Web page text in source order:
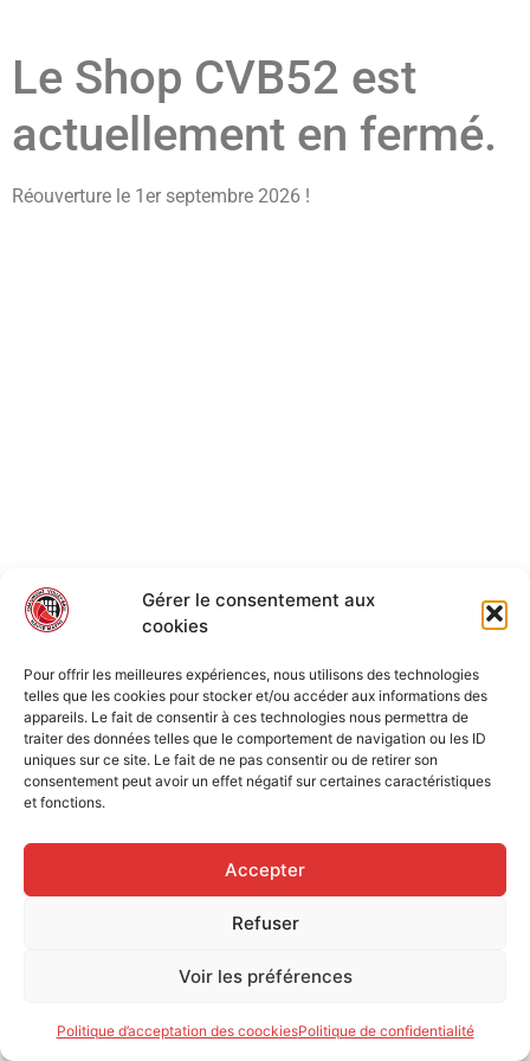
Gérer le consentement aux
cookies
Pour offrir les meilleures expériences, nous utilisons des technologies
telles que les cookies pour stocker et/ou accéder aux informations des
appareils. Le fait de consentir à ces technologies nous permettra de
traiter des données telles que le comportement de navigation ou les ID
uniques sur ce site. Le fait de ne pas consentir ou de retirer son
consentement peut avoir un effet négatif sur certaines caractéristiques
et fonctions.
Accepter
Refuser
Voir les préférences
Politique d’acceptation des coockiesPolitique de confidentialité
Le Shop CVB52 est
actuellement en fermé.
Réouverture le 1er septembre 2026 !